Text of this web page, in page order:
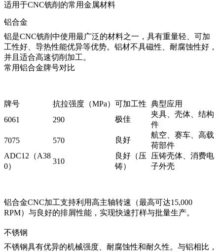
适用于CNC铣削的常用金属材料
铝合金
铝是CNC铣削中使用最广泛的材料之一，具有重量轻、可加
工性好、导热性能优异等优势。铝材不具磁性、耐腐蚀性好，
并且适合高速切削加工。
常用铝合金牌号对比
牌号 抗拉强度（MPa） 可加工性 典型应用
6061
290 极佳
夹具、壳体、结构
件
7075
570 良好
航空、赛车、高载
荷部件
ADC12（A38
0）
310
良好（压
铸）
压铸壳体、消费电
子外壳
铝合金CNC加工支持利用高主轴转速（最高可达15,000
RPM）与良好的排屑性能，实现快速打样与批量生产。
不锈钢
不锈钢具有优异的机械强度、耐腐蚀性和耐久性。与铝相比，